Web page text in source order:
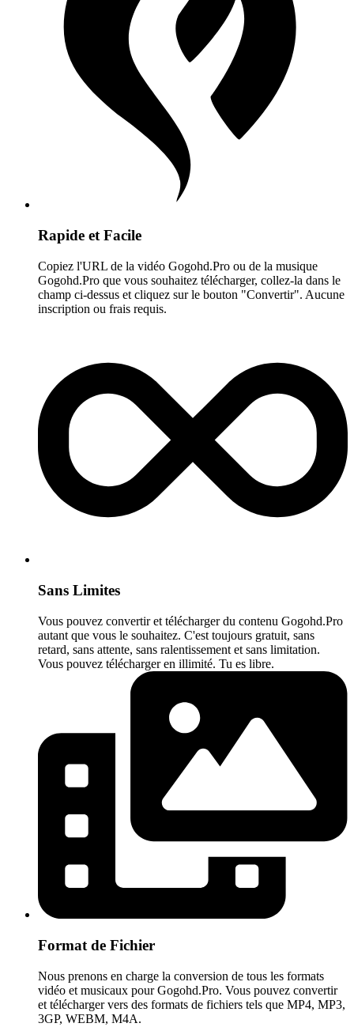
Rapide et Facile
Copiez l'URL de la vidéo Gogohd.Pro ou de la musique
Gogohd.Pro que vous souhaitez télécharger, collez-la dans le
champ ci-dessus et cliquez sur le bouton "Convertir". Aucune
inscription ou frais requis.
Sans Limites
Vous pouvez convertir et télécharger du contenu Gogohd.Pro
autant que vous le souhaitez. C'est toujours gratuit, sans
retard, sans attente, sans ralentissement et sans limitation.
Vous pouvez télécharger en illimité. Tu es libre.
Format de Fichier
Nous prenons en charge la conversion de tous les formats
vidéo et musicaux pour Gogohd.Pro. Vous pouvez convertir
et télécharger vers des formats de fichiers tels que MP4, MP3,
3GP, WEBM, M4A.